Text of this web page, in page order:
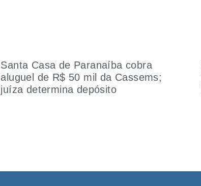
Santa Casa de Paranaíba cobra
aluguel de R$ 50 mil da Cassems;
juíza determina depósito